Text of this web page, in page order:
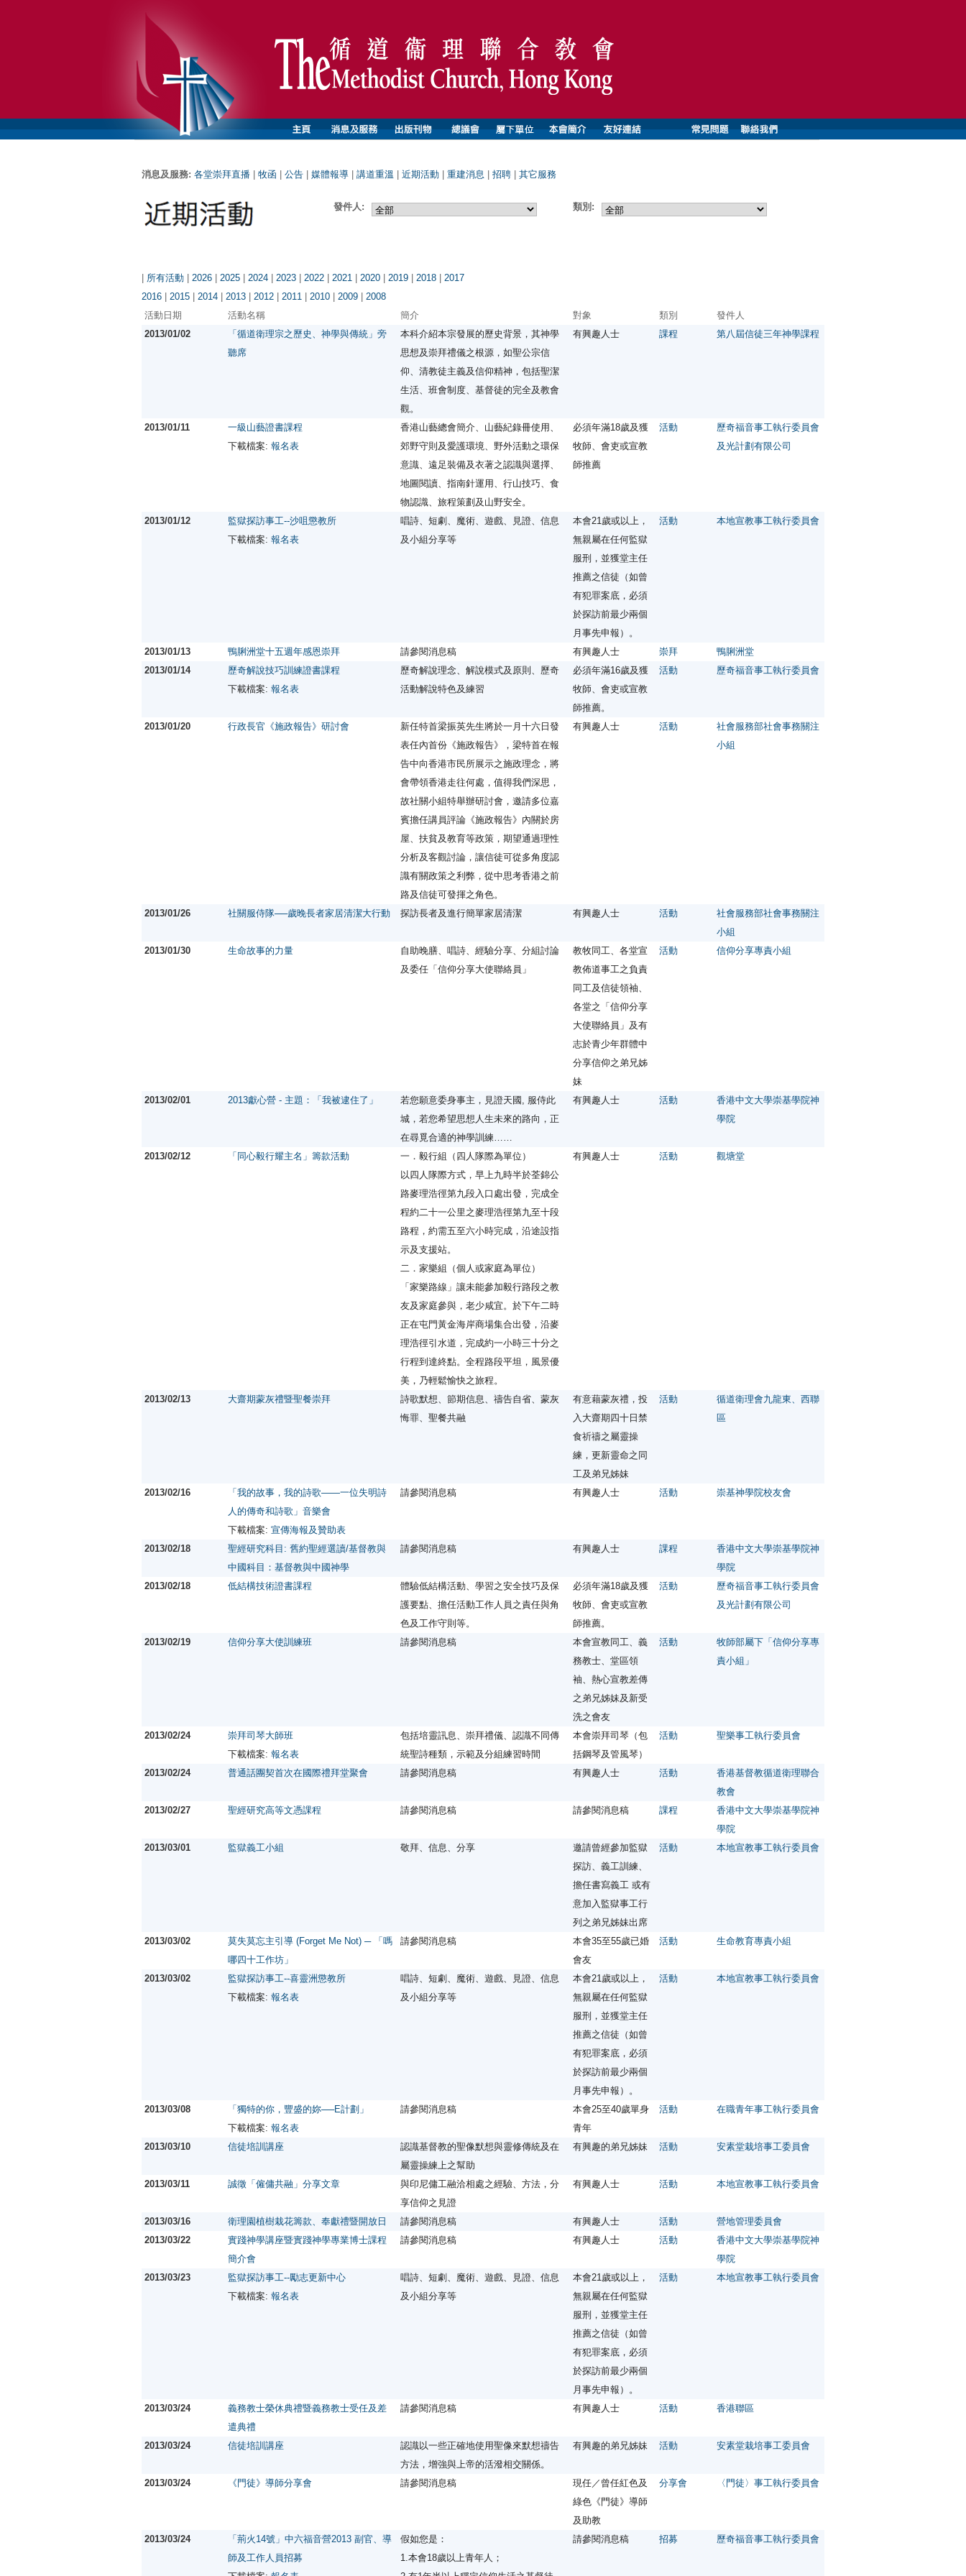
消息及服務: 各堂崇拜直播 牧函 公告 媒體報導 講道重溫 近期活動 重建消息 招聘 其它服務
發件人: 類別:
| 所有活動 | 2026 | 2025 | 2024 | 2023 | 2022 | 2021 | 2020 | 2019 | 2018 | 2017
2016 | 2015 | 2014 | 2013 | 2012 | 2011 | 2010 | 2009 | 2008
活動日期
活動名稱 簡介 對象 類別
發件人
2013/01/02
「循道衛理宗之歷史、神學與傳統」旁
聽席
本科介紹本宗發展的歷史背景，其神學
思想及崇拜禮儀之根源，如聖公宗信
仰、清教徒主義及信仰精神，包括聖潔
生活、班會制度、基督徒的完全及教會
觀。
有興趣人士 課程 第八屆信徒三年神學課程
2013/01/11
一級山藝證書課程
下載檔案: 報名表
香港山藝總會簡介、山藝紀錄冊使用、
郊野守則及愛護環境、野外活動之環保
意識、遠足裝備及衣著之認識與選擇、
地圖閱讀、指南針運用、行山技巧、食
物認識、旅程策劃及山野安全。
必須年滿18歲及獲
牧師、會吏或宣教
師推薦
活動
歷奇福音事工執行委員會
及光計劃有限公司
2013/01/12
監獄探訪事工--沙咀懲教所
下載檔案: 報名表
唱詩、短劇、魔術、遊戲、見證、信息
及小組分享等
本會21歲或以上，
無親屬在任何監獄
服刑，並獲堂主任
推薦之信徒（如曾
有犯罪案底，必須
於探訪前最少兩個
月事先申報）。
活動 本地宣教事工執行委員會
2013/01/13 鴨脷洲堂十五週年感恩崇拜 請參閱消息稿 有興趣人士 崇拜
鴨脷洲堂
2013/01/14
歷奇解說技巧訓練證書課程
下載檔案: 報名表
歷奇解說理念、解說模式及原則、歷奇
活動解說特色及練習
必須年滿16歲及獲
牧師、會吏或宣教
師推薦。
活動 歷奇福音事工執行委員會
2013/01/20 行政長官《施政報告》研討會
新任特首梁振英先生將於一月十六日發
表任內首份《施政報告》，梁特首在報
告中向香港市民所展示之施政理念，將
會帶領香港走往何處，值得我們深思，
故社關小組特舉辦研討會，邀請多位嘉
賓擔任講員評論《施政報告》內關於房
屋、扶貧及教育等政策，期望通過理性
分析及客觀討論，讓信徒可從多角度認
識有關政策之利弊，從中思考香港之前
路及信徒可發揮之角色。
有興趣人士 活動
社會服務部社會事務關注
小組
2013/01/26 社關服侍隊──歲晚長者家居清潔大行動 探訪長者及進行簡單家居清潔 有興趣人士 活動
社會服務部社會事務關注
小組
2013/01/30
生命故事的力量
自助晚膳、唱詩、經驗分享、分組討論
及委任「信仰分享大使聯絡員」
教牧同工、各堂宣
教佈道事工之負責
同工及信徒領袖、
各堂之「信仰分享
大使聯絡員」及有
志於青少年群體中
分享信仰之弟兄姊
妹
活動 信仰分享專責小組
2013/02/01 2013獻心營 - 主題：「我被逮住了」
若您願意委身事主，見證天國, 服侍此
城，若您希望思想人生未來的路向，正
在尋覓合適的神學訓練……
有興趣人士 活動
香港中文大學崇基學院神
學院
2013/02/12 「同心毅行耀主名」籌款活動
一．毅行組（四人隊際為單位）
以四人隊際方式，早上九時半於荃錦公
路麥理浩徑第九段入口處出發，完成全
程約二十一公里之麥理浩徑第九至十段
路程，約需五至六小時完成，沿途設指
示及支援站。
二．家樂組（個人或家庭為單位）
「家樂路線」讓未能參加毅行路段之教
友及家庭參與，老少咸宜。於下午二時
正在屯門黃金海岸商場集合出發，沿麥
理浩徑引水道，完成約一小時三十分之
行程到達終點。全程路段平坦，風景優
美，乃輕鬆愉快之旅程。
有興趣人士 活動 觀塘堂
2013/02/13 大齋期蒙灰禮暨聖餐崇拜
詩歌默想、節期信息、禱告自省、蒙灰
悔罪、聖餐共融
有意藉蒙灰禮，投
入大齋期四十日禁
食祈禱之屬靈操
練，更新靈命之同
工及弟兄姊妹
活動
循道衛理會九龍東、西聯
區
2013/02/16
「我的故事，我的詩歌——一位失明詩
人的傳奇和詩歌」音樂會
下載檔案: 宣傳海報及贊助表
請參閱消息稿 有興趣人士 活動 崇基神學院校友會
2013/02/18
聖經研究科目: 舊約聖經選讀/基督教與
中國科目：基督教與中國神學
請參閱消息稿 有興趣人士 課程
香港中文大學崇基學院神
學院
2013/02/18
低結構技術證書課程
體驗低結構活動、學習之安全技巧及保
護要點、擔任活動工作人員之責任與角
色及工作守則等。
必須年滿18歲及獲
牧師、會吏或宣教
師推薦。
活動
歷奇福音事工執行委員會
及光計劃有限公司
2013/02/19 信仰分享大使訓練班 請參閱消息稿
本會宣教同工、義
務教士、堂區領
袖、熱心宣教差傳
之弟兄姊妹及新受
洗之會友
活動
牧師部屬下「信仰分享專
責小組」
2013/02/24
崇拜司琴大師班
下載檔案: 報名表
包括培靈訊息、崇拜禮儀、認識不同傳
統聖詩種類，示範及分組練習時間
本會崇拜司琴（包
括鋼琴及管風琴）
活動 聖樂事工執行委員會
2013/02/24 普通話團契首次在國際禮拜堂聚會 請參閱消息稿 有興趣人士 活動
香港基督教循道衛理聯合
教會
2013/02/27
聖經研究高等文憑課程 請參閱消息稿 請參閱消息稿 課程
香港中文大學崇基學院神
學院
2013/03/01
監獄義工小組 敬拜、信息、分享
邀請曾經參加監獄
探訪、義工訓練、
擔任書寫義工 或有
意加入監獄事工行
列之弟兄姊妹出席
活動 本地宣教事工執行委員會
2013/03/02
莫失莫忘主引導 (Forget Me Not) ─ 「嗎
哪四十工作坊」
請參閱消息稿
本會35至55歲已婚
會友
活動 生命教育專責小組
2013/03/02
監獄探訪事工--喜靈洲懲教所
下載檔案: 報名表
唱詩、短劇、魔術、遊戲、見證、信息
及小組分享等
本會21歲或以上，
無親屬在任何監獄
服刑，並獲堂主任
推薦之信徒（如曾
有犯罪案底，必須
於探訪前最少兩個
月事先申報）。
活動 本地宣教事工執行委員會
2013/03/08
「獨特的你，豐盛的妳──E計劃」
下載檔案: 報名表
請參閱消息稿
本會25至40歲單身
青年
活動 在職青年事工執行委員會
2013/03/10 信徒培訓講座
認識基督教的聖像默想與靈修傳統及在
屬靈操練上之幫助
有興趣的弟兄姊妹 活動 安素堂栽培事工委員會
2013/03/11 誠徵「僱傭共融」分享文章
與印尼傭工融洽相處之經驗、方法，分
享信仰之見證
有興趣人士 活動 本地宣教事工執行委員會
2013/03/16 衛理園植樹栽花籌款、奉獻禮暨開放日 請參閱消息稿 有興趣人士 活動
營地管理委員會
2013/03/22
實踐神學講座暨實踐神學專業博士課程
簡介會
請參閱消息稿 有興趣人士 活動
香港中文大學崇基學院神
學院
2013/03/23
監獄探訪事工--勵志更新中心
下載檔案: 報名表
唱詩、短劇、魔術、遊戲、見證、信息
及小組分享等
本會21歲或以上，
無親屬在任何監獄
服刑，並獲堂主任
推薦之信徒（如曾
有犯罪案底，必須
於探訪前最少兩個
月事先申報）。
活動 本地宣教事工執行委員會
2013/03/24
義務教士榮休典禮暨義務教士受任及差
遣典禮
請參閱消息稿 有興趣人士 活動 香港聯區
2013/03/24 信徒培訓講座
認識以一些正確地使用聖像來默想禱告
方法，增強與上帝的活潑相交關係。
有興趣的弟兄姊妹 活動 安素堂栽培事工委員會
2013/03/24 《門徒》導師分享會 請參閱消息稿
現任／曾任紅色及
綠色《門徒》導師
及助教
分享會 〈門徒〉事工執行委員會
2013/03/24
「荊火14號」中六福音營2013 副官、導
師及工作人員招募
假如您是：
1.本會18歲以上青年人；
請參閱消息稿 招募 歷奇福音事工執行委員會